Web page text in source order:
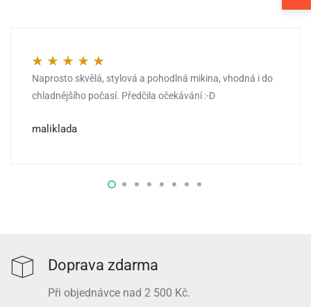
Hodnocení 5z 5
Naprosto skvělá, stylová a pohodlná mikina, vhodná i do
chladnějšího počasí. Předčila očekávání :-D
maliklada
Doprava zdarma
Při objednávce nad 2 500 Kč.